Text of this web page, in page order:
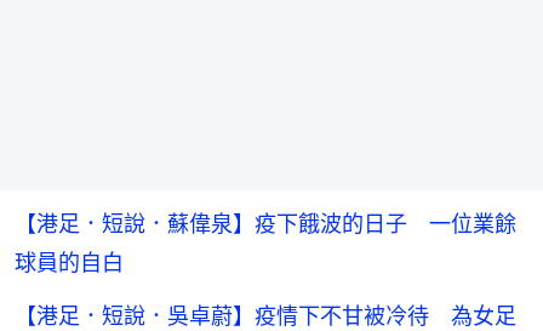
【港足．短說．蘇偉泉】疫下餓波的日子 一位業餘
球員的自白
【港足．短說．吳卓蔚】疫情下不甘被冷待 為女足